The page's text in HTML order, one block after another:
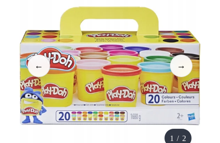
← →
1 / 2